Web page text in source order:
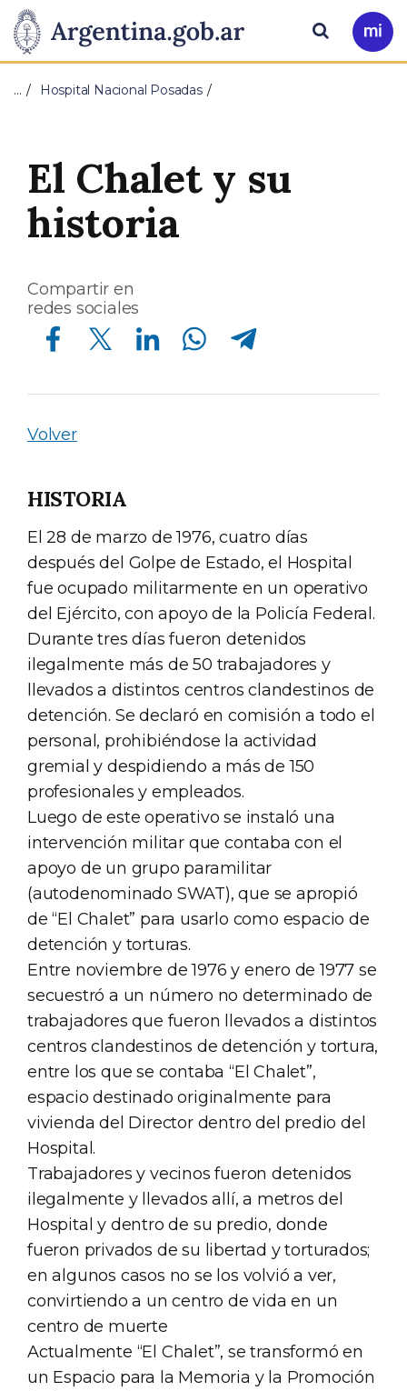
Presidencia
de
Nación
Pasar al contenido principal
Ir
a
Buscar
… Hospital Nacional Posadas
El Chalet y su
historia
Compartir en
redes sociales
Compartir en Facebook Compartir en Twitter Compartir en Linkedin Compartir en Whatsapp Compartir en Telegram
Volver
HISTORIA
El 28 de marzo de 1976, cuatro días
después del Golpe de Estado, el Hospital
fue ocupado militarmente en un operativo
del Ejército, con apoyo de la Policía Federal.
Durante tres días fueron detenidos
ilegalmente más de 50 trabajadores y
llevados a distintos centros clandestinos de
detención. Se declaró en comisión a todo el
personal, prohibiéndose la actividad
gremial y despidiendo a más de 150
profesionales y empleados.
Luego de este operativo se instaló una
intervención militar que contaba con el
apoyo de un grupo paramilitar
(autodenominado SWAT), que se apropió
de “El Chalet” para usarlo como espacio de
detención y torturas.
Entre noviembre de 1976 y enero de 1977 se
secuestró a un número no determinado de
trabajadores que fueron llevados a distintos
centros clandestinos de detención y tortura,
entre los que se contaba “El Chalet”,
espacio destinado originalmente para
vivienda del Director dentro del predio del
Hospital.
Trabajadores y vecinos fueron detenidos
ilegalmente y llevados allí, a metros del
Hospital y dentro de su predio, donde
fueron privados de su libertad y torturados;
en algunos casos no se los volvió a ver,
convirtiendo a un centro de vida en un
centro de muerte
Actualmente “El Chalet”, se transformó en
un Espacio para la Memoria y la Promoción